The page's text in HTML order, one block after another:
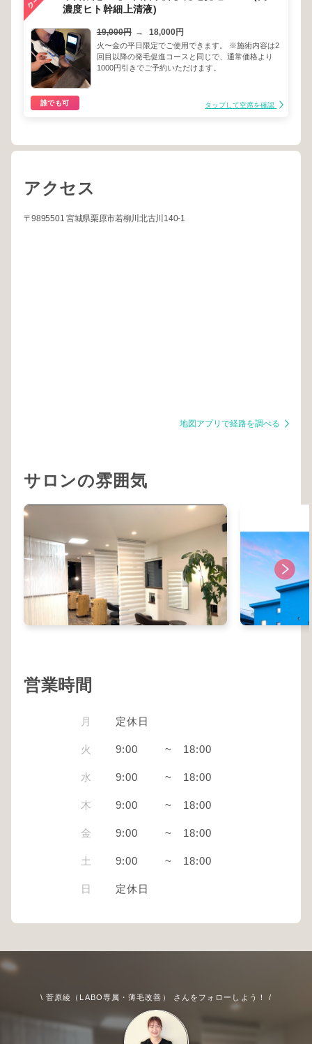
濃度ヒト幹細上清液)
19,000円 → 18,000円
火〜金の平日限定でご使用できます。 ※施術内容は2
回目以降の発毛促進コースと同じで、通常価格より
1000円引きでご予約いただけます。
誰でも可 タップして空席を確認
アクセス
〒9895501 宮城県栗原市若柳川北古川140-1
地図アプリで経路を調べる
サロンの雰囲気
営業時間
月 定休日
火 9:00 ~ 18:00
水 9:00 ~ 18:00
木 9:00 ~ 18:00
金 9:00 ~ 18:00
土 9:00 ~ 18:00
日 定休日
\ 菅原綾（LABO専属・薄毛改善） さんをフォローしよう！ /